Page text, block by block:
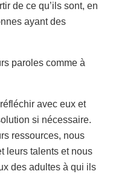
de ce qu’ils sont, en
ayant des
paroles comme à
avec eux et
si nécessaire.
ressources, nous
leurs talents et nous
des adultes à qui ils